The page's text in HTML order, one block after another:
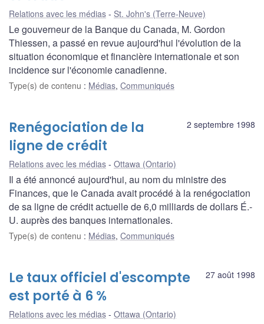
Relations avec les médias St. John's (Terre-Neuve)
Le gouverneur de la Banque du Canada, M. Gordon
Thiessen, a passé en revue aujourd'hui l'évolution de la
situation économique et financière internationale et son
incidence sur l'économie canadienne.
Type(s) de contenu : Médias, Communiqués
2 septembre 1998
Renégociation de la
ligne de crédit
Relations avec les médias Ottawa (Ontario)
Il a été annoncé aujourd'hui, au nom du ministre des
Finances, que le Canada avait procédé à la renégociation
de sa ligne de crédit actuelle de 6,0 milliards de dollars É.-
U. auprès des banques internationales.
Type(s) de contenu : Médias, Communiqués
27 août 1998
Le taux officiel d'escompte
est porté à 6 %
Relations avec les médias Ottawa (Ontario)